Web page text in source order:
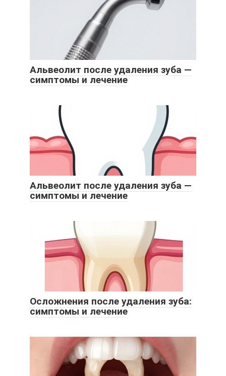
Альвеолит после удаления зуба —
симптомы и лечение
Альвеолит после удаления зуба —
симптомы и лечение
Осложнения после удаления зуба:
симптомы и лечение